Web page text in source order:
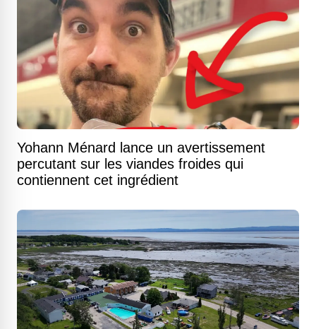
Yohann Ménard lance un avertissement
percutant sur les viandes froides qui
contiennent cet ingrédient